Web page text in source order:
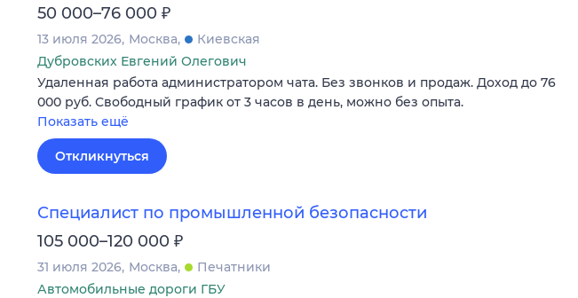
Гороскопы
50 000–76 000 ₽
13 июля 2026 Москва
Киевская
Дубровских Евгений Олегович
Удаленная работа администратором чата. Без звонков и продаж. Доход до 76
000 руб. Свободный график от 3 часов в день, можно без опыта.
Показать ещё
Откликнуться
Специалист по промышленной безопасности
105 000–120 000 ₽
31 июля 2026 Москва
Печатники
Автомобильные дороги ГБУ